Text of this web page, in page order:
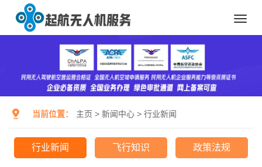
当前位置： 主页 > 新闻中心 > 行业新闻
行业新闻 飞行知识 政策法规